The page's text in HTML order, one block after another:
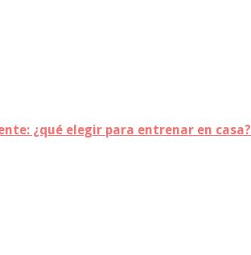
¿qué elegir para entrenar en casa?